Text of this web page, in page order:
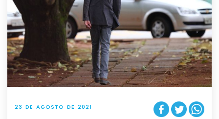
23 DE AGOSTO DE 2021